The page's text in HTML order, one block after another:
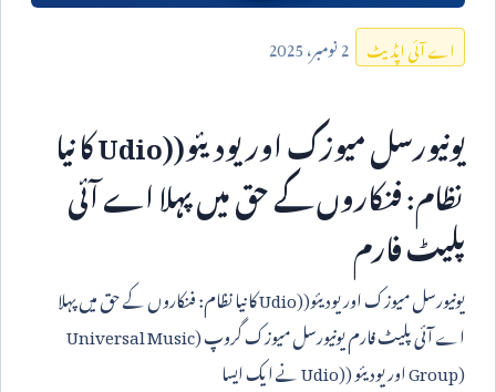
اے آئی اپڈیٹ 2نومبر،2025
یونیورسل میوزک اور یودیئو(Udio)کا نیا
نظام: فنکاروں کے حق میں پہلا اے آئی
پلیٹ فارم
یونیورسل میوزک اور یودیئو(Udio)کا نیا نظام: فنکاروں کے حق میں پہلا
اے آئی پلیٹ فارم یونیورسل میوزک گروپ (
Universal Music
Group)اور یودیئو (Udio)نے ایک ایسا